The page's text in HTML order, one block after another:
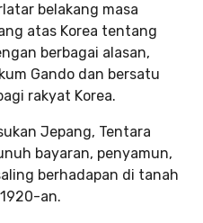
belakang masa
atas Korea tentang
berbagai alasan,
Gando dan bersatu
rakyat Korea.
Jepang, Tentara
bayaran, penyamun,
berhadapan di tanah
an.